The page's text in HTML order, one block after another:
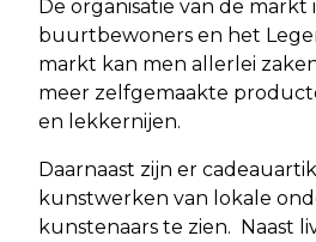
De organisatie van de markt
buurtbewoners en het
markt kan men allerlei
meer zelfgemaakte
en lekkernijen.
Daarnaast zijn er
kunstwerken van lokale
kunstenaars te zien. Naast